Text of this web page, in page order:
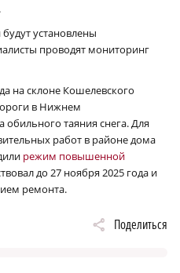
установлены
проводят мониторинг
на склоне Кошелевского
в Нижнем
обильного таяния снега. Для
работ в районе дома
режим повышенной
до 27 ноября 2025 года и
ремонта.
Поделиться